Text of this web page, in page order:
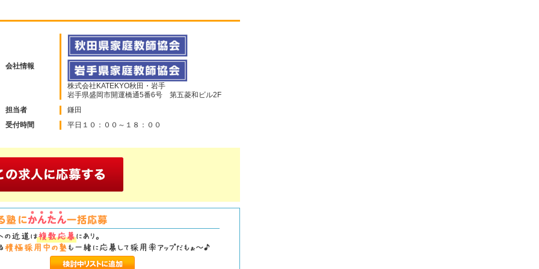
会社情報
株式会社KATEKYO秋田・岩手
岩手県盛岡市開運橋通5番6号 第五菱和ビル2F
担当者 鎌田
受付時間 平日１０：００～１８：００